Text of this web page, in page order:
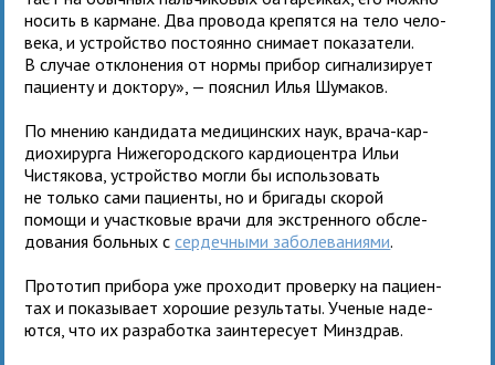
носить в кар­мане. Два про­вода кре­пятся на тело чело­
века, и устрой­ство посто­янно сни­мает пока­за­тели.
В слу­чае откло­не­ния от нормы при­бор сиг­на­ли­зи­рует
паци­енту и док­тору», — пояс­нил Илья Шумаков.
По мне­нию кан­ди­дата меди­цин­ских наук, врача-кар­
дио­хи­рурга Нижегородского кар­дио­цен­тра Ильи
Чистякова, устрой­ство могли бы исполь­зо­вать
не только сами паци­енты, но и бри­гады ско­рой
помощи и участ­ко­вые врачи для экс­трен­ного обсле­
до­ва­ния боль­ных ссер­деч­ными забо­ле­ва­ниями.
Прототип при­бора уже про­хо­дит про­верку на паци­ен­
тах и пока­зы­вает хоро­шие резуль­таты. Ученые наде­
ются, что их раз­ра­ботка заин­те­ре­сует Минздрав.